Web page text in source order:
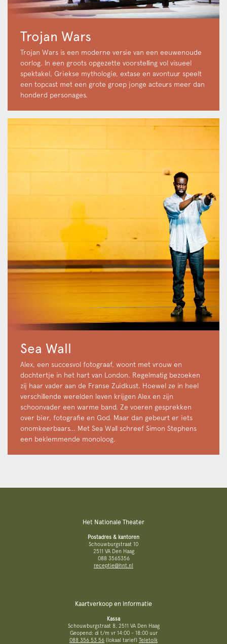
Trojan Wars
Trojan Wars is een moderne versie van een eeuwenoude
oorlog. In een groots opgezette voorstelling vol visueel
spektakel, Griekse mythologie, extase en avontuur speelt
een topcast met een grote groep jonge acteurs meer dan
honderd personages.
Sea Wall
Alex, een succesvol fotograaf, woont met vrouw en
dochtertje in het hart van London. Regelmatig bezoeken
zij haar vader aan de Franse Zuidkust. Hoewel ze in heel
verschillende werelden leven krijgen Alex en zijn
schoonvader een warme band. Ze voeren gesprekken
over bier, fotografie en God. Maar dan gebeurt er iets
onomkeerbaars… Met Sea Wall schreef Simon Stephens
een beklemmende monoloog.
Het Nationale Theater
Postadres & kantoren
Schouwburgstraat 10
2511 VA Den Haag
088 3565356
receptie@hnt.nl
Kaartverkoop en informatie
Kassa
Schouwburgstraat 8, 2511 VA Den Haag
Geopend: di t/m vr 14:00 - 18:00 uur
088 356 53 56 (lokaal tarief) Teletolk